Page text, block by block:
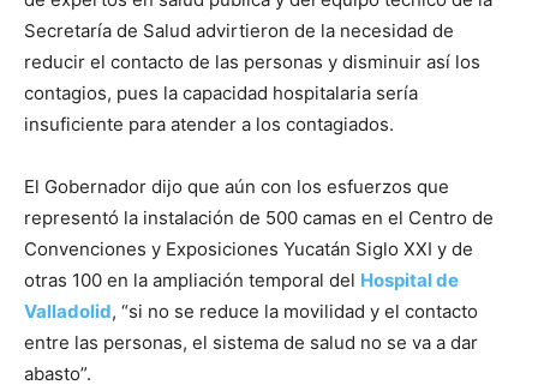
Secretaría de Salud advirtieron de la necesidad de
reducir el contacto de las personas y disminuir así los
contagios, pues la capacidad hospitalaria sería
insuficiente para atender a los contagiados.
El Gobernador dijo que aún con los esfuerzos que
representó la instalación de 500 camas en el Centro de
Convenciones y Exposiciones Yucatán Siglo XXI y de
otras 100 en la ampliación temporal del Hospital de
Valladolid, “si no se reduce la movilidad y el contacto
entre las personas, el sistema de salud no se va a dar
abasto”.